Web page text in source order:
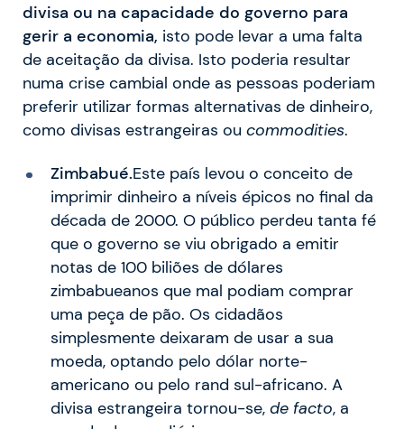
divisa ou na capacidade do governo para
gerir a economia, isto pode levar a uma falta
de aceitação da divisa. Isto poderia resultar
numa crise cambial onde as pessoas poderiam
preferir utilizar formas alternativas de dinheiro,
como divisas estrangeiras ou commodities.
Zimbabué.Este país levou o conceito de
imprimir dinheiro a níveis épicos no final da
década de 2000. O público perdeu tanta fé
que o governo se viu obrigado a emitir
notas de 100 biliões de dólares
zimbabueanos que mal podiam comprar
uma peça de pão. Os cidadãos
simplesmente deixaram de usar a sua
moeda, optando pelo dólar norte-
americano ou pelo rand sul-africano. A
divisa estrangeira tornou-se, de facto, a